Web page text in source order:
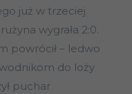
już w trzeciej
wygrała 2:0.
powrócił – ledwo
do loży
puchar